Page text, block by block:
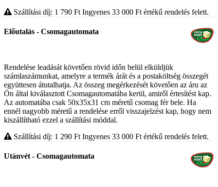
Szállítási díj: 1 790 Ft Ingyenes 33 000 Ft értékű rendelés felett.
Előutalás - Csomagautomata
Rendelése leadását követően rövid időn belül elküldjük
számlaszámunkat, amelyre a termék árát és a postaköltség összegét
együttesen átutalhatja. Az összeg megérkezését követően az áru az
Ön által kiválasztott Csomagautomatába kerül, amiről értesítést kap.
Az automatába csak 50x35x31 cm méretű csomag fér bele. Ha
ennél nagyobb méretű a rendelése erről visszajelzést kap, hogy nem
kiszállítható ezzel a szállítási móddal.
Szállítási díj: 1 290 Ft Ingyenes 33 000 Ft értékű rendelés felett.
Utánvét - Csomagautomata